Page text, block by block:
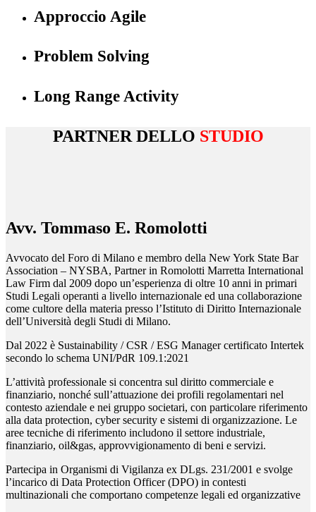
Approccio Agile
Problem Solving
Long Range Activity
PARTNER DELLO STUDIO
Avv. Tommaso E. Romolotti
Avvocato del Foro di Milano e membro della New York State Bar
Association – NYSBA, Partner in Romolotti Marretta International
Law Firm dal 2009 dopo un’esperienza di oltre 10 anni in primari
Studi Legali operanti a livello internazionale ed una collaborazione
come cultore della materia presso l’Istituto di Diritto Internazionale
dell’Università degli Studi di Milano.
Dal 2022 è Sustainability / CSR / ESG Manager certificato Intertek
secondo lo schema UNI/PdR 109.1:2021
L’attività professionale si concentra sul diritto commerciale e
finanziario, nonché sull’attuazione dei profili regolamentari nel
contesto aziendale e nei gruppo societari, con particolare riferimento
alla data protection, cyber security e sistemi di organizzazione. Le
aree tecniche di riferimento includono il settore industriale,
finanziario, oil&gas, approvvigionamento di beni e servizi.
Partecipa in Organismi di Vigilanza ex DLgs. 231/2001 e svolge
l’incarico di Data Protection Officer (DPO) in contesti
multinazionali che comportano competenze legali ed organizzative